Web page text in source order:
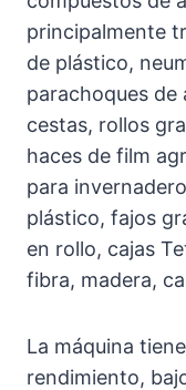
principalmente
de plástico,
parachoques de
cestas, rollos
haces de film
para
plástico, fajos
en rollo, cajas
fibra, madera,
La máquina
rendimiento,